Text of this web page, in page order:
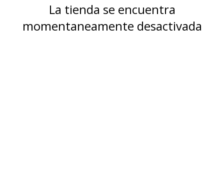
La tienda se encuentra
momentaneamente desactivada